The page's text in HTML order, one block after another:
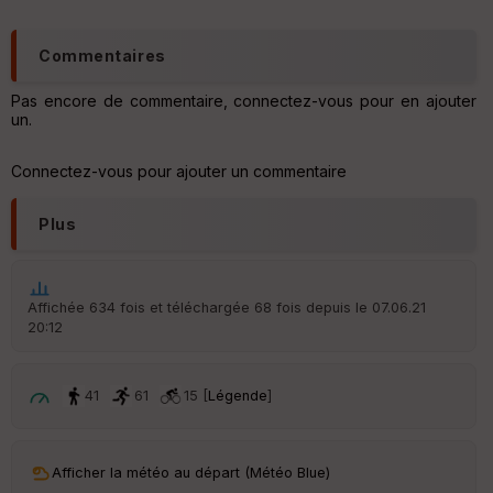
Commentaires
Pas encore de commentaire, connectez-vous pour en ajouter
un.
Connectez-vous pour ajouter un commentaire
Plus
Affichée 634 fois et téléchargée 68 fois depuis le 07.06.21
20:12
41 61 15 [Légende]
Afficher la météo au départ (Météo Blue)